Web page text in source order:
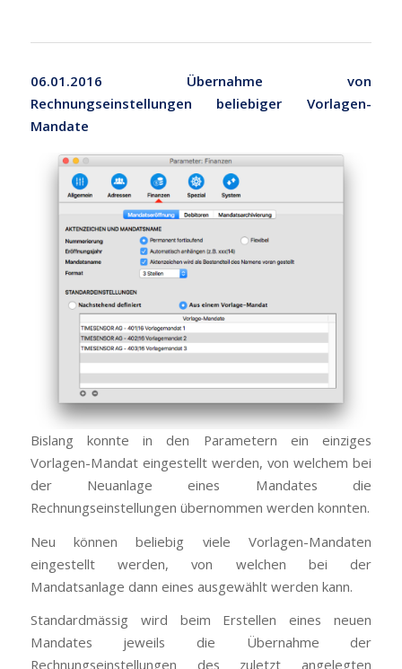
06.01.2016 Übernahme von
Rechnungseinstellungen beliebiger Vorlagen-
Mandate
Bislang konnte in den Parametern ein einziges
Vorlagen-Mandat eingestellt werden, von welchem bei
der Neuanlage eines Mandates die
Rechnungseinstellungen übernommen werden konnten.
Neu können beliebig viele Vorlagen-Mandaten
eingestellt werden, von welchen bei der
Mandatsanlage dann eines ausgewählt werden kann.
Standardmässig wird beim Erstellen eines neuen
Mandates jeweils die Übernahme der
Rechnungseinstellungen des zuletzt angelegten